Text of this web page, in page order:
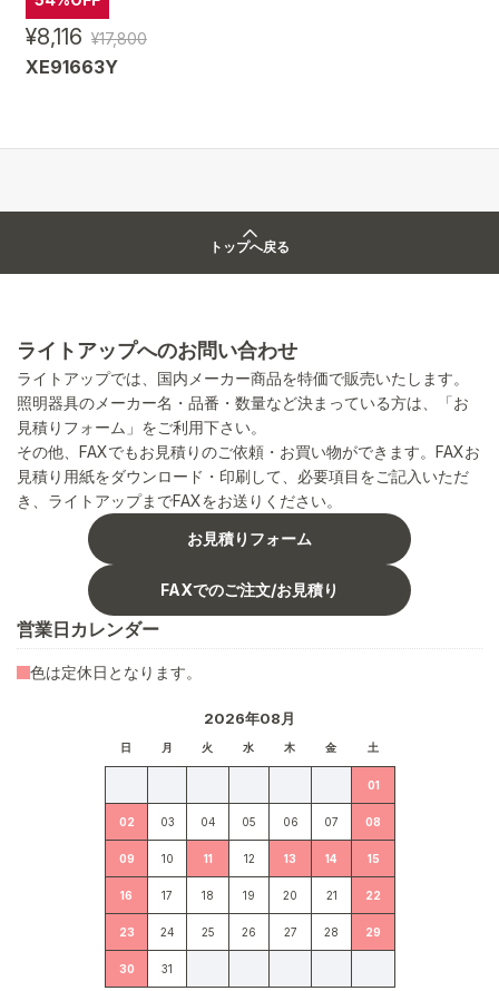
¥8,116 ¥17,800
XE91663Y
トップへ戻る
ライトアップへのお問い合わせ
ライトアップでは、国内メーカー商品を特価で販売いたします。
照明器具のメーカー名・品番・数量など決まっている方は、「お
見積りフォーム」をご利用下さい。
その他、FAXでもお見積りのご依頼・お買い物ができます。FAXお
見積り用紙をダウンロード・印刷して、必要項目をご記入いただ
き、ライトアップまでFAXをお送りください。
お見積りフォーム
FAXでのご注文/お見積り
営業日カレンダー
2026年08月
日 月 火 水 木 金 土
01
02 03 04 05 06 07 08
09 10 11 12 13 14 15
16 17 18 19 20 21 22
23 24 25 26 27 28 29
30 31
色は定休日となります。